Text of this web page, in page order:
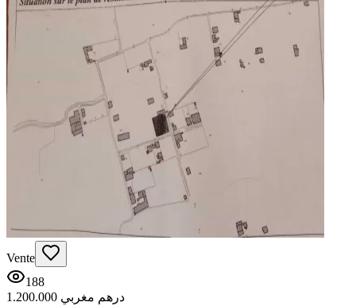
Vente
188
1.200.000 درهم مغربي